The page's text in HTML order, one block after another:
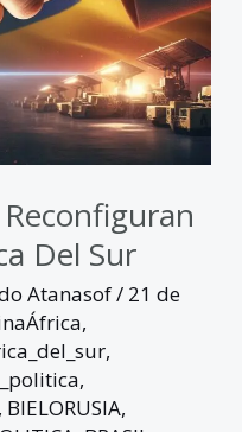
Del Sur
Atanasof/ 21 de
,
,
,
, BIELORUSIA,